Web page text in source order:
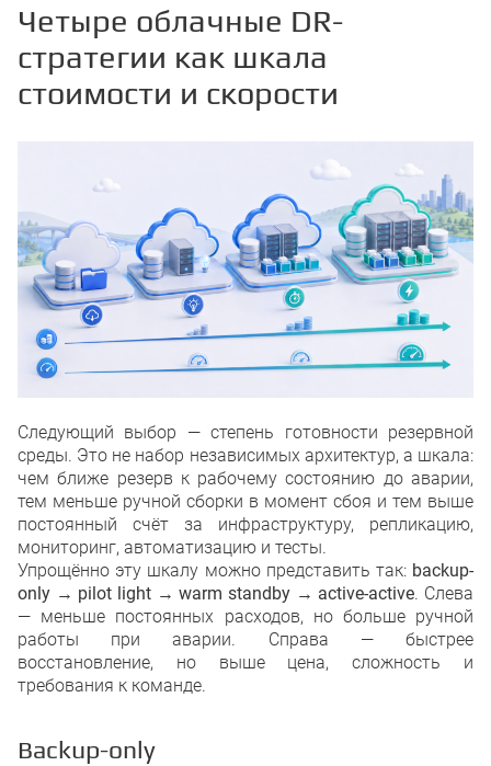
Четыре облачные DR-
стратегии как шкала
стоимости и скорости
Следующий выбор — степень готовности резервной
среды. Это не набор независимых архитектур, а шкала:
чем ближе резерв к рабочему состоянию до аварии,
тем меньше ручной сборки в момент сбоя и тем выше
постоянный счёт за инфраструктуру, репликацию,
мониторинг, автоматизацию и тесты.
Упрощённо эту шкалу можно представить так: backup-
only → pilot light → warm standby → active-active. Слева
— меньше постоянных расходов, но больше ручной
работы при аварии. Справа — быстрее
восстановление, но выше цена, сложность и
требования к команде.
Backup-only